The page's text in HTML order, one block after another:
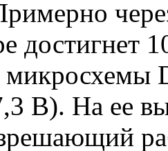
достигнет
микросхемы
В). На ее